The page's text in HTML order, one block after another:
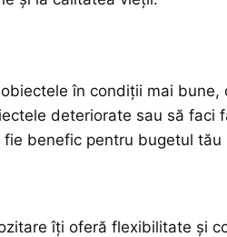
în condiții mai bune,
deteriorate sau să faci
benefic pentru bugetul tău
îți oferă flexibilitate și